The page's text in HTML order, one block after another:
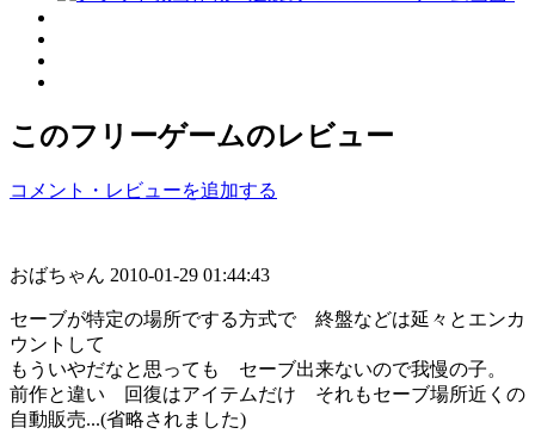
このフリーゲームのレビュー
コメント・レビューを追加する
おばちゃん 2010-01-29 01:44:43
セーブが特定の場所でする方式で 終盤などは延々とエンカ
ウントして
もういやだなと思っても セーブ出来ないので我慢の子。
前作と違い 回復はアイテムだけ それもセーブ場所近くの
自動販売...(省略されました)